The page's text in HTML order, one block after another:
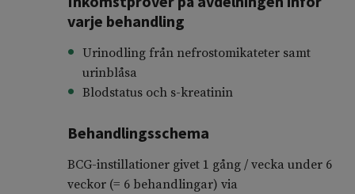
varje behandling
Urinodling från nefrostomikateter samt
urinblåsa
Blodstatus och s-kreatinin
Behandlingsschema
BCG-instillationer givet 1 gång / vecka under 6
veckor (= 6 behandlingar) via